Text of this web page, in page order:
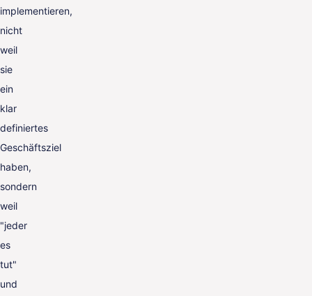
implementieren,
nicht
weil
sie
ein
klar
definiertes
Geschäftsziel
haben,
sondern
weil
"jeder
es
tut"
und